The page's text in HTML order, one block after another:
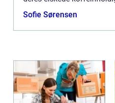
at kontoret får den helt
Sofie Sørensen